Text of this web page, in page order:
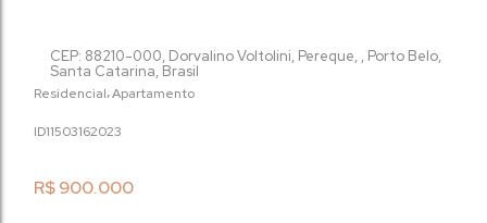
Residencial Apartamento
R$900.000
2023
1150316
CEP: 88210-000, Dorvalino Voltolini, Pereque , Porto Belo,
Santa Catarina, Brasil